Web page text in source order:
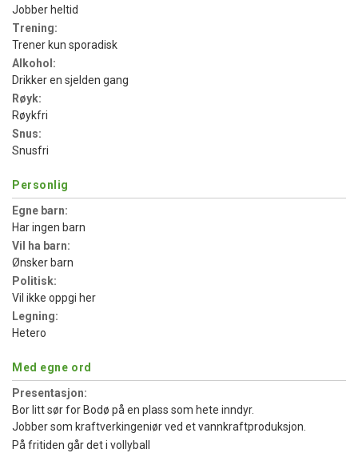
Jobber heltid
Trening:
Trener kun sporadisk
Alkohol:
Drikker en sjelden gang
Røyk:
Røykfri
Snus:
Snusfri
Personlig
Egne barn:
Har ingen barn
Vil ha barn:
Ønsker barn
Politisk:
Vil ikke oppgi her
Legning:
Hetero
Med egne ord
Presentasjon:
Bor litt sør for Bodø på en plass som hete inndyr.
Jobber som kraftverkingeniør ved et vannkraftproduksjon.
På fritiden går det i vollyball